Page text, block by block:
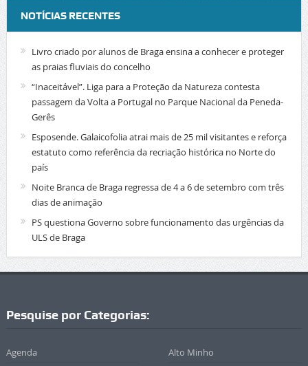
NOTÍCIAS RECENTES
Livro criado por alunos de Braga ensina a conhecer e proteger
as praias fluviais do concelho
“Inaceitável”. Liga para a Proteção da Natureza contesta
passagem da Volta a Portugal no Parque Nacional da Peneda-
Gerês
Esposende. Galaicofolia atrai mais de 25 mil visitantes e reforça
estatuto como referência da recriação histórica no Norte do
país
Noite Branca de Braga regressa de 4 a 6 de setembro com três
dias de animação
PS questiona Governo sobre funcionamento das urgências da
ULS de Braga
Pesquise por Categorias:
Agenda Alto Minho